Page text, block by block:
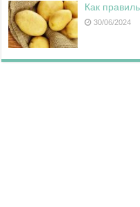
Как
30/06/2024